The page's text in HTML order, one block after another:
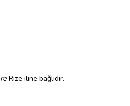
Rize iline bağlıdır.